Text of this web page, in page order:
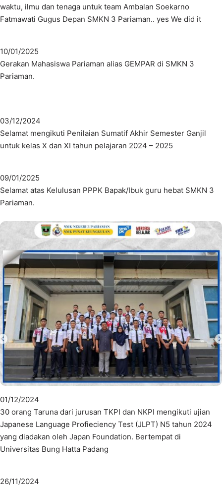
waktu, ilmu dan tenaga untuk team Ambalan Soekarno
Fatmawati Gugus Depan SMKN 3 Pariaman.. yes We did it
10/01/2025
Gerakan Mahasiswa Pariaman alias GEMPAR di SMKN 3
Pariaman.
03/12/2024
Selamat mengikuti Penilaian Sumatif Akhir Semester Ganjil
untuk kelas X dan XI tahun pelajaran 2024 – 2025
09/01/2025
Selamat atas Kelulusan PPPK Bapak/Ibuk guru hebat SMKN 3
Pariaman.
01/12/2024
30 orang Taruna dari jurusan TKPI dan NKPI mengikuti ujian
Japanese Language Profieciency Test (JLPT) N5 tahun 2024
yang diadakan oleh Japan Foundation. Bertempat di
Universitas Bung Hatta Padang
26/11/2024